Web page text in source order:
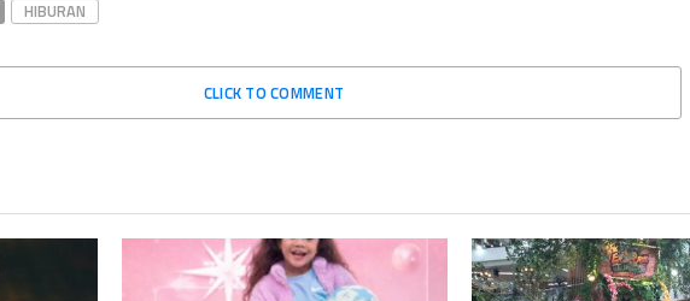
HIBURAN
CLICK TO COMMENT